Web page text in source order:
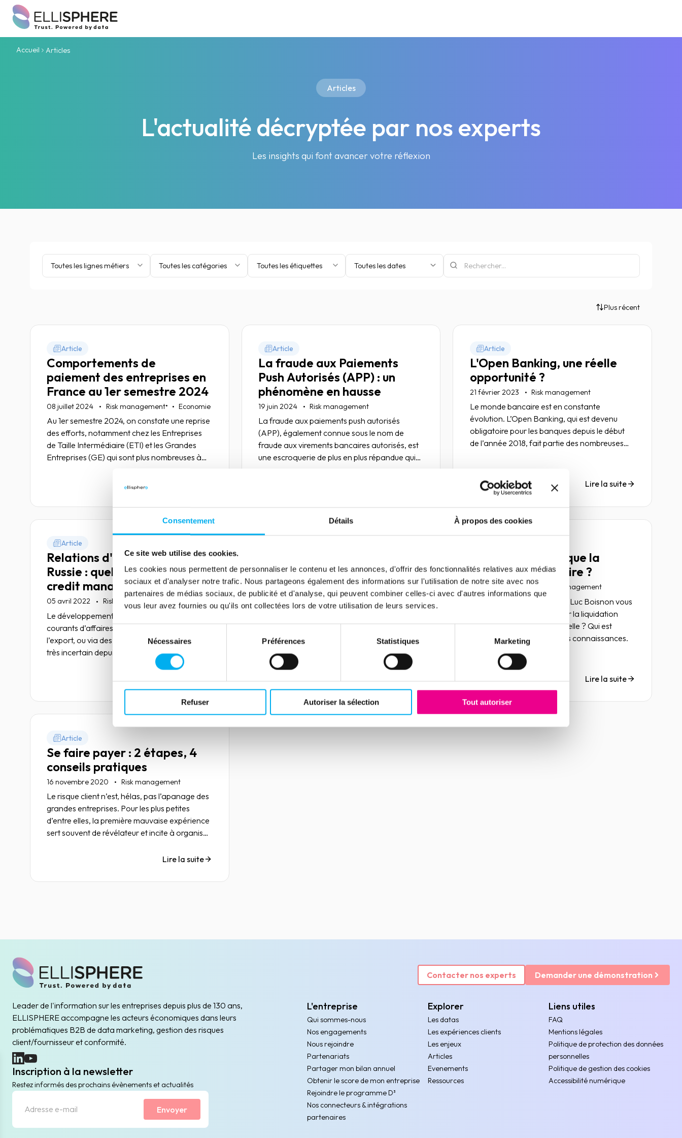
Consentement Détails À propos des cookies
Ce site web utilise des cookies.
Les cookies nous permettent de personnaliser le contenu et les annonces, d'offrir des fonctionnalités relatives aux médias
sociaux et d'analyser notre trafic. Nous partageons également des informations sur l'utilisation de notre site avec nos
partenaires de médias sociaux, de publicité et d'analyse, qui peuvent combiner celles-ci avec d'autres informations que
vous leur avez fournies ou qu'ils ont collectées lors de votre utilisation de leurs services.
Sélection
consentement
Nécessaires Préférences Statistiques Marketing
Refuser Autoriser la sélection Tout autoriser
Accueil Articles
Articles
L'actualité décryptée par nos experts
Les insights qui font avancer votre réflexion
Toutes les lignes métiers Toutes les catégories Toutes les étiquettes Toutes les dates
Plus récent
Article
Comportements de
paiement des entreprises en
France au 1er semestre 2024
08 juillet 2024 Risk management• Economie
Au 1er semestre 2024, on constate une reprise
des efforts, notamment chez les Entreprises
de Taille Intermédiaire (ETI) et les Grandes
Entreprises (GE) qui sont plus nombreuses à
Article
La fraude aux Paiements
Push Autorisés (APP) : un
phénomène en hausse
19 juin 2024 Risk management
La fraude aux paiements push autorisés
(APP), également connue sous le nom de
fraude aux virements bancaires autorisés, est
une escroquerie de plus en plus répandue qui
Article
L'Open Banking, une réelle
opportunité ?
21 février 2023 Risk management
Le monde bancaire est en constante
évolution. L’Open Banking, qui est devenu
obligatoire pour les banques depuis le début
de l’année 2018, fait partie des nombreuses
deuxième Directive européenne sur les
services de paiement (DSP2) de 2013, ce
concept ouvre la voie à de nouveaux usages.
Lire la suite
Article
Relations d'affaires avec la
Russie : quels impacts pour le
credit management ?
05 avril 2022 Risk management
Le développement des entreprises ayant des
courants d’affaires avec la Russie, à l’import, à
l’export, ou via des filiales sur place, est devenu
très incertain depuis le déclenchement de la
guerre en Ukraine. Quels impacts sur les
dans cette zone de conflit ?
Lire la suite
l'enthousiasme des financiers
à propos des informations
positives
30 mars 2022 Risk management
numériques d'information aux entreprises et
aux consommateurs sur le crédit des
entreprises en Finlande.
Lire la suite
QUIZ : Qu'est-ce que la
liquidation judiciaire ?
22 novembre 2021 Risk management
Richard Cassonnet et Jean-Luc Boisnon vous
propose un nouveau quiz sur la liquidation
judiciaire. Quand intervient-elle ? Qui est
concerné ? Venez tester vos connaissances.
Lire la suite
Article
Se faire payer : 2 étapes, 4
conseils pratiques
16 novembre 2020 Risk management
Le risque client n’est, hélas, pas l’apanage des
grandes entreprises. Pour les plus petites
d’entre elles, la première mauvaise expérience
sert souvent de révélateur et incite à organiser
Dans tous les cas, il est important – et possible
des priorités et en procédant par étapes,
Lire la suite
Contacter nos experts Demander une démonstration
Leader de l'information sur les entreprises depuis plus de 130 ans,
ELLISPHERE accompagne les acteurs économiques dans leurs
problématiques B2B de data marketing, gestion des risques
client/fournisseur et conformité.
(nouvelle fenêtre)
(nouvelle fenêtre)
Inscription à la newsletter
Restez informés des prochains évènements et actualités
Envoyer
L'entreprise
Qui sommes-nous
Nos engagements
Nous rejoindre
Partenariats
Partager mon bilan annuel
Obtenir le score de mon entreprise
Rejoindre le programme D³
Nos connecteurs & intégrations
partenaires
Explorer
Les datas
Les expériences clients
Les enjeux
Articles
Evenements
Ressources
Liens utiles
FAQ
Mentions légales
Politique de protection des données
personnelles
Politique de gestion des cookies
Accessibilité numérique